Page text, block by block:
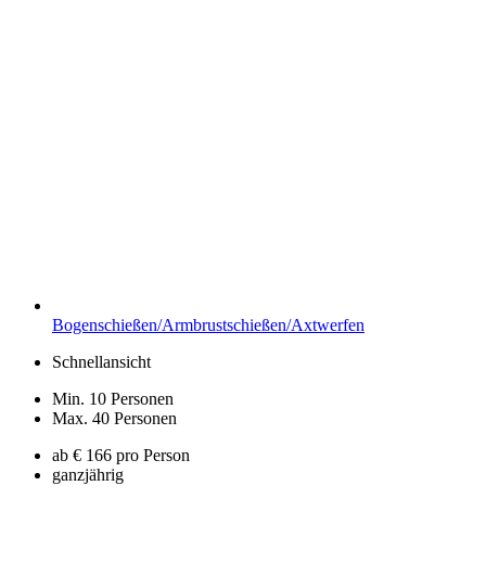
Bogenschießen/Armbrustschießen/Axtwerfen
Schnellansicht
Min. 10 Personen
Max. 40 Personen
ab € 166 pro Person
ganzjährig